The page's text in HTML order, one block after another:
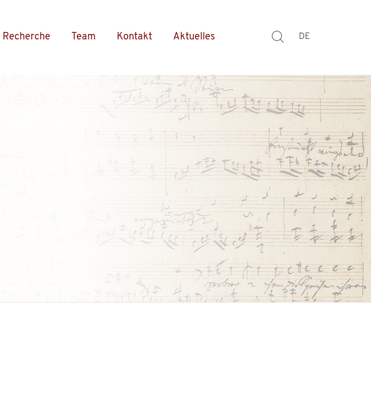
Recherche Team Kontakt Aktuelles DE